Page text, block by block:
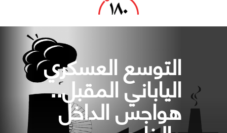
التوسع العسكري
الياباني المقبل..
هواجس الداخل